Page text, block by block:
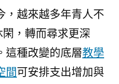
，越來越多年青人不
閑，轉而尋求更深
這種改變的底層教學
間可安排支出增加與